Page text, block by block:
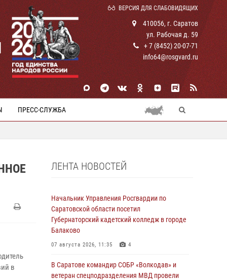
ВЕРСИЯ ДЛЯ СЛАБОВИДЯЩИХ
410056, г. Саратов
ул. Рабочая д. 59
+ 7 (8452) 20-07-71
info64@rosgvard.ru
ПРЕСС-СЛУЖБА
в
ЛЕНТА НОВОСТЕЙ
Начальник Управления Росгвардии по
Саратовской области посетил
Губернаторский кадетский колледж в городе
Балаково
07 августа 2026, 11:35 4
В Саратове командир СОБР «Волкодав» и
ветеран спецподразделения МВД провели